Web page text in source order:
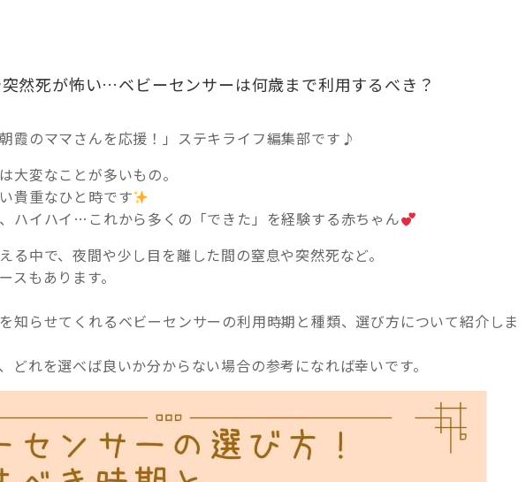
然死が怖い…ベビーセンサーは何歳まで利用するべき？
霞のママさんを応援！」ステキライフ編集部です♪
大変なことが多いもの。
貴重なひと時です
ハイハイ…これから多くの「できた」を経験する赤ちゃん
る中で、夜間や少し目を離した間の窒息や突然死など。
スもあります。
知らせてくれるベビーセンサーの利用時期と種類、選び方について紹介しま
どれを選べば良いか分からない場合の参考になれば幸いです。